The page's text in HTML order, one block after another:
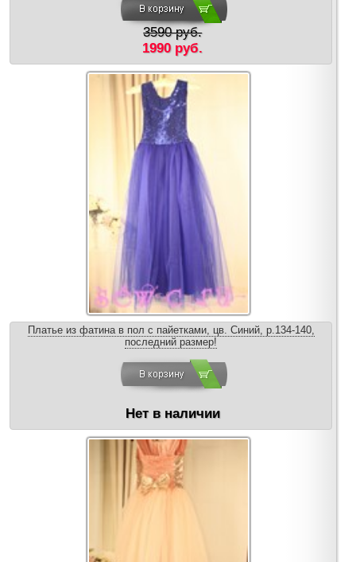
3590 руб.
1990 руб.
Платье из фатина в пол с пайетками, цв. Синий, р.134-140,
последний размер!
Нет в наличии